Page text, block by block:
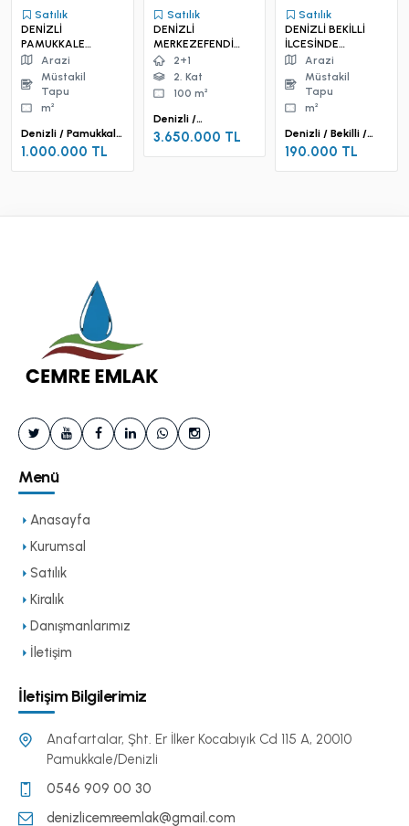
Satılık
DENİZLİ
PAMUKKALE
GÜZELPINARDA
SATILIK TARLA
Arazi
Müstakil
Tapu
m²
Denizli / Pamukkale
/ Güzelpınar Mah.
1.000.000 TL
Satılık
DENİZLİ
MERKEZEFENDİ
SÜMERDE
SATİLİK İKİ DAİRE
BİRDEN
2+1
2. Kat
100 m²
Denizli /
Merkezefendi /
3.650.000 TL
Satılık
DENİZLİ BEKİLLİ
İLCESİNDE
SATILIK TARLA
Arazi
Müstakil
Tapu
m²
Denizli / Bekilli /
Poyrazlı Mah.
190.000 TL
Menü
Anasayfa
Kurumsal
Satılık
Kiralık
Danışmanlarımız
İletişim
İletişim Bilgilerimiz
Anafartalar, Şht. Er İlker Kocabıyık Cd 115 A, 20010
Pamukkale/Denizli
0546 909 00 30
denizlicemreemlak@gmail.com